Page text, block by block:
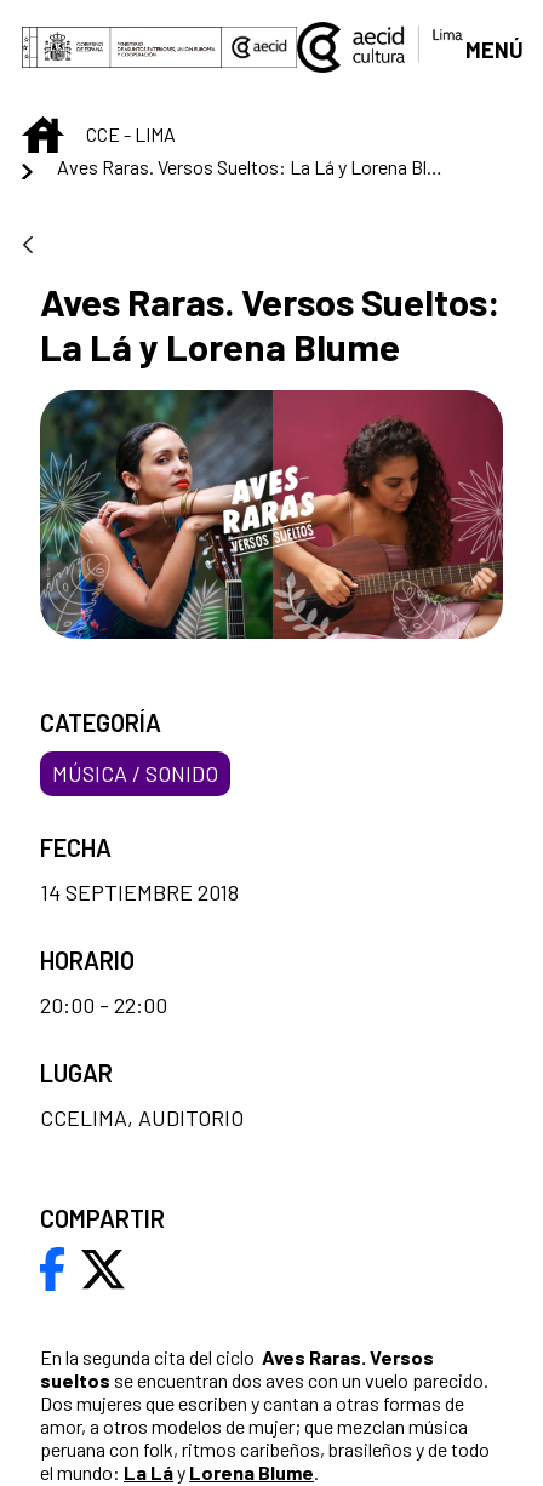
Saltar al contenido principal
MENÚ
INICIOCCE - LIMA
Aves Raras. Versos Sueltos: La Lá y Lorena Blume
Aves Raras. Versos Sueltos:
La Lá y Lorena Blume
En la segunda cita del ciclo Aves Raras. Versos
sueltos se encuentran dos aves con un vuelo parecido.
Dos mujeres que escriben y cantan a otras formas de
amor, a otros modelos de mujer; que mezclan música
peruana con folk, ritmos caribeños, brasileños y de todo
el mundo: La Láy Lorena Blume.
CATEGORÍA
MÚSICA / SONIDO
FECHA
14 SEPTIEMBRE 2018
HORARIO
20:00 - 22:00
LUGAR
CCELIMA, AUDITORIO
COMPARTIR